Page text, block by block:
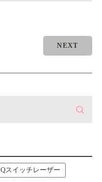
NEXT
Qスイッチレーザー